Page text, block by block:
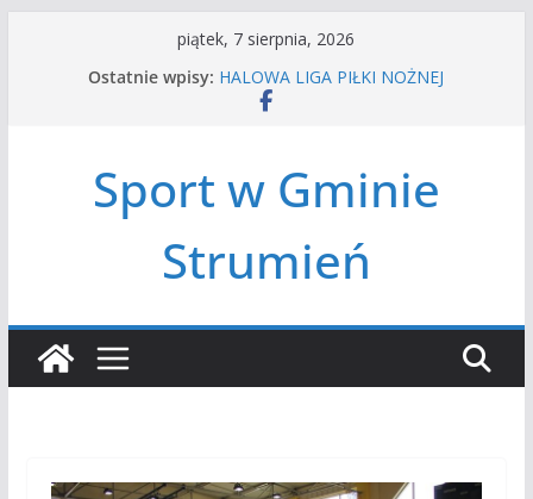
piątek, 7 sierpnia, 2026
Ostatnie wpisy: HALOWA LIGA PIŁKI NOŻNEJ
LATO W MIEŚCIE’2026
Czwórbój lekkoatletyczny
Sport w Gminie
Strumień